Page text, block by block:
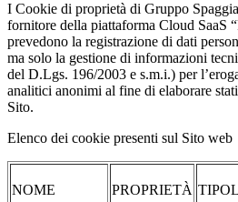
I Cookie di proprietà di Gruppo
fornitore della piattaforma Cloud SaaS
prevedono la registrazione di dati
ma solo la gestione di informazioni
del D.Lgs. 196/2003 e s.m.i.) per
analitici anonimi al fine di elaborare
Sito.
Elenco dei cookie presenti sul Sito web
NOME PROPRIETÀ